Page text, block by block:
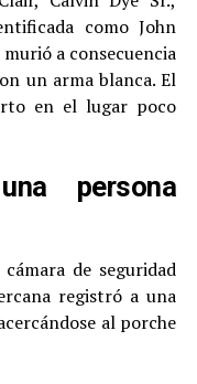
como John
a consecuencia
un arma blanca. El
en el lugar poco
persona
de seguridad
registró a una
al porche